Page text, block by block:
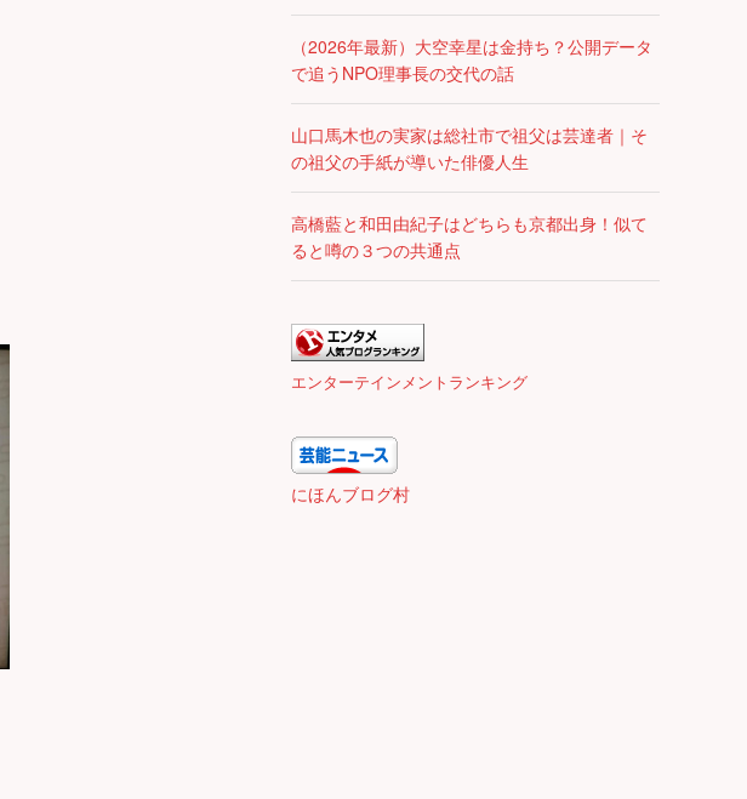
（2026年最新）大空幸星は金持ち？公開データ
で追うNPO理事長の交代の話
山口馬木也の実家は総社市で祖父は芸達者｜そ
の祖父の手紙が導いた俳優人生
高橋藍と和田由紀子はどちらも京都出身！似て
ると噂の３つの共通点
エンターテインメントランキング
にほんブログ村